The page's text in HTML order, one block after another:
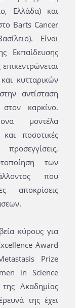
Ελλάδα) και
Barts Cancer
Είναι
Εκπαίδευσης
κυτταρικών
αντίσταση
στον καρκίνο.
μοντέλα
ποσοτικές
των
που
αποκρίσεις
κύρους για
Award
Prize
in Science
Ακαδημίας
της έχει